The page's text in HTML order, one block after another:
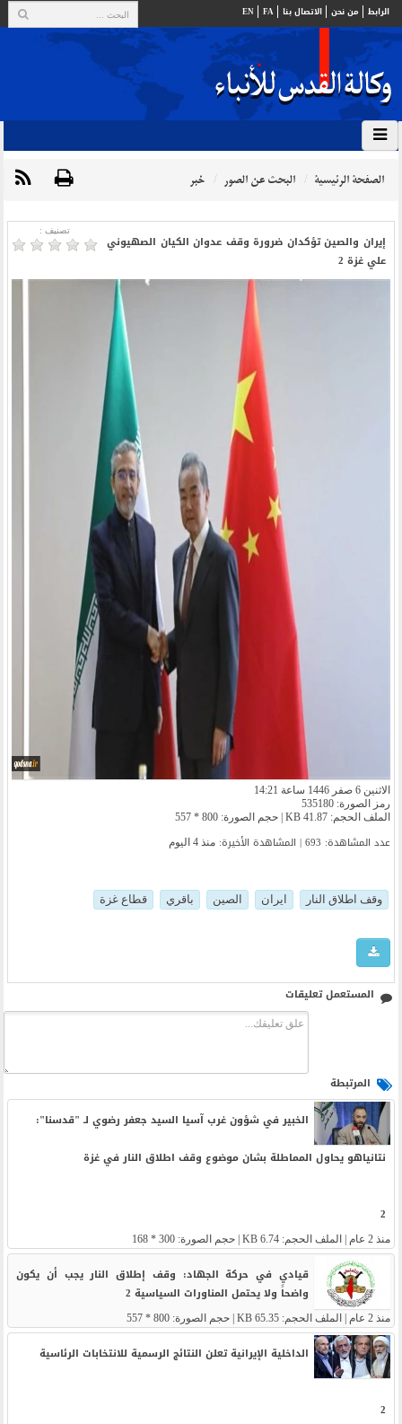
الرابط من نحن الاتصال بنا FA
EN
الصفحة الرئيسية البحث عن الصور خبر
تصنیف :
إيران والصين تؤكدان ضرورة وقف عدوان الكيان الصهيوني
علي غزة 2
الاثنين 6 صفر 1446 ساعة 14:21
رمز الصورة: 535180
الملف الحجم: 41.87 KB | حجم الصورة: 800 * 557
عدد المشاهدة: 693 | المشاهدة الأخیرة: منذ 4 اليوم
وقف اطلاق النار ايران الصين باقري قطاع غزة
المستعمل تعليقات
المرتبطة
الخبير في شؤون غرب آسيا السيد جعفر رضوي لـ "قدسنا":
نتانياهو يحاول المماطلة بشان موضوع وقف اطلاق النار في غزة
2
منذ 2 عام | الملف الحجم: 6.74 KB | حجم الصورة: 300 * 168
قيادي في حركة الجهاد: وقف إطلاق النار يجب أن يكون
واضحاً ولا يحتمل المناورات السياسية 2
منذ 2 عام | الملف الحجم: 65.35 KB | حجم الصورة: 800 * 557
الداخلية الإيرانية تعلن النتائج الرسمية للانتخابات الرئاسية
2